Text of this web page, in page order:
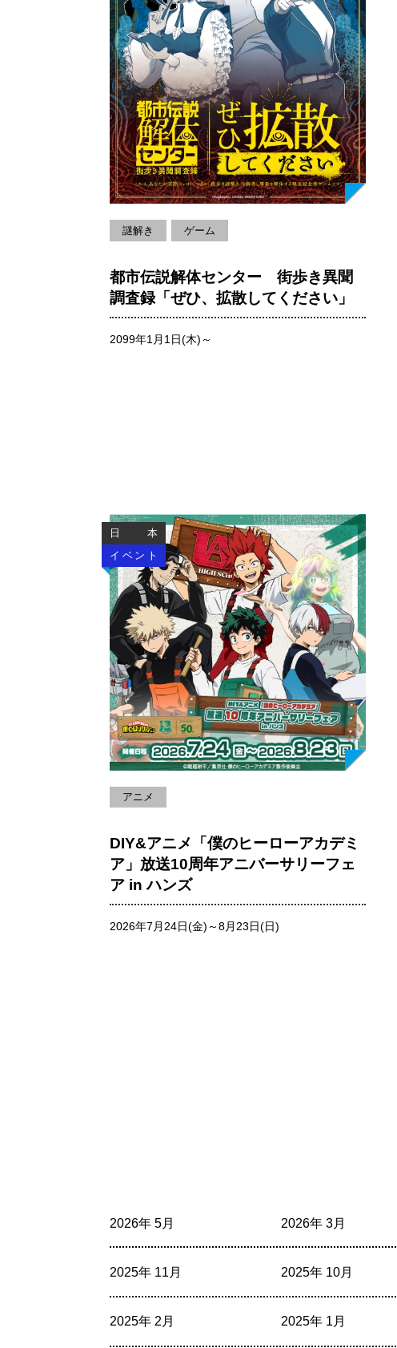
謎解き ゲーム
都市伝説解体センター 街歩き異聞
調査録「ぜひ、拡散してください」
2099年1月1日(木)～
日本
イベント
アニメ
DIY&アニメ「僕のヒーローアカデミ
ア」放送10周年アニバーサリーフェ
ア in ハンズ
2026年7月24日(金)～8月23日(日)
2026年 5月 2026年 3月
2025年 11月 2025年 10月
2025年 2月 2025年 1月